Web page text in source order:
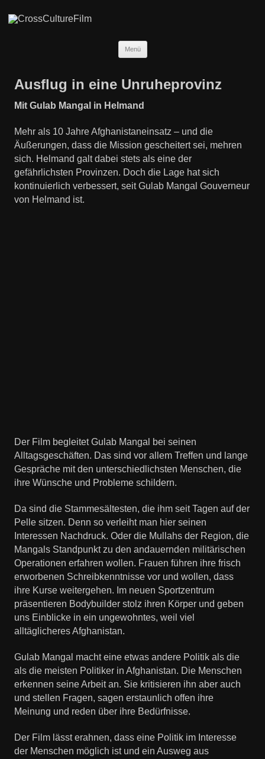
Menü
Zum
Ausflug in eine Unruheprovinz
Mit Gulab Mangal in Helmand
Mehr als 10 Jahre Afghanistaneinsatz – und die
Äußerungen, dass die Mission gescheitert sei, mehren
sich. Helmand galt dabei stets als eine der
gefährlichsten Provinzen. Doch die Lage hat sich
kontinuierlich verbessert, seit Gulab Mangal Gouverneur
von Helmand ist.
Der Film begleitet Gulab Mangal bei seinen
Alltagsgeschäften. Das sind vor allem Treffen und lange
Gespräche mit den unterschiedlichsten Menschen, die
ihre Wünsche und Probleme schildern.
Da sind die Stammesältesten, die ihm seit Tagen auf der
Pelle sitzen. Denn so verleiht man hier seinen
Interessen Nachdruck. Oder die Mullahs der Region, die
Mangals Standpunkt zu den andauernden militärischen
Operationen erfahren wollen. Frauen führen ihre frisch
erworbenen Schreibkenntnisse vor und wollen, dass
ihre Kurse weitergehen. Im neuen Sportzentrum
präsentieren Bodybuilder stolz ihren Körper und geben
uns Einblicke in ein ungewohntes, weil viel
alltäglicheres Afghanistan.
Gulab Mangal macht eine etwas andere Politik als die
als die meisten Politiker in Afghanistan. Die Menschen
erkennen seine Arbeit an. Sie kritisieren ihn aber auch
und stellen Fragen, sagen erstaunlich offen ihre
Meinung und reden über ihre Bedürfnisse.
Der Film lässt erahnen, dass eine Politik im Interesse
der Menschen möglich ist und ein Ausweg aus